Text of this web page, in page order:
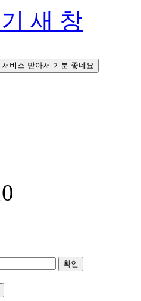
새 창
비스 받아서 기분 좋네요
확인